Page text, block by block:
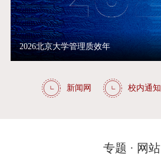
2026北京大学管理质效年
新闻网 校内通知
专题 · 网站